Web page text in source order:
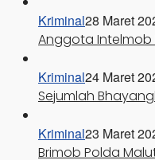
Kriminal28 Maret
Anggota Intelmob
Kriminal24 Maret
Sejumlah
Kriminal23 Maret
Brimob Polda